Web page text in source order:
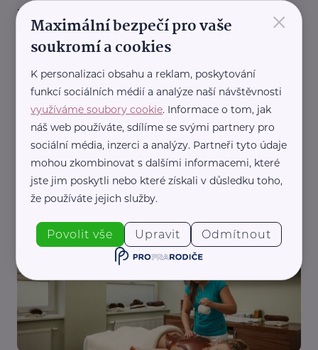
Další články
Reklama
Topkur
Sirné, radonové a solné koupele: v čem se liší a
pro koho se hodí?
Lázně a wellness Péče o sebe Zdraví
×
Maximální bezpečí pro vaše
soukromí a cookies
K personalizaci obsahu a reklam, poskytování
funkcí sociálních médií a analýze naší návštěvnosti
využíváme soubory cookie. Informace o tom, jak
náš web používáte, sdílíme se svými partnery pro
sociální média, inzerci a analýzy. Partneři tyto údaje
mohou zkombinovat s dalšími informacemi, které
jste jim poskytli nebo které získali v důsledku toho,
že používáte jejich služby.
Povolit vše Upravit Odmítnout